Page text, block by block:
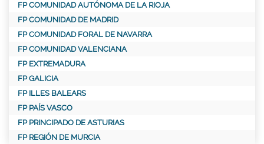
FP COMUNIDAD AUTÓNOMA DE LA RIOJA
FP COMUNIDAD DE MADRID
FP COMUNIDAD FORAL DE NAVARRA
FP COMUNIDAD VALENCIANA
FP EXTREMADURA
FP GALICIA
FP ILLES BALEARS
FP PAÍS VASCO
FP PRINCIPADO DE ASTURIAS
FP REGIÓN DE MURCIA